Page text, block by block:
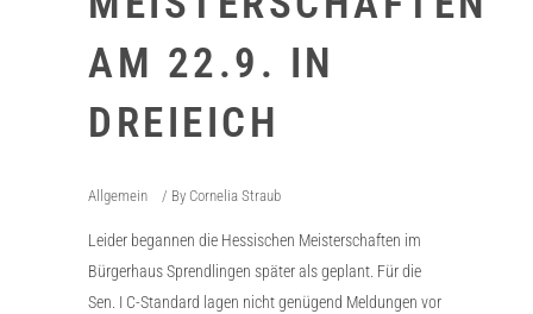
AM 22.9. IN
DREIEICH
Allgemein By Cornelia Straub
Leider begannen die Hessischen Meisterschaften im
Bürgerhaus Sprendlingen später als geplant. Für die
Sen. I C-Standard lagen nicht genügend Meldungen vor